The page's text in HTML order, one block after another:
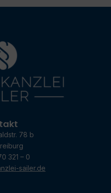
78 b
321 – 0
sailer.de